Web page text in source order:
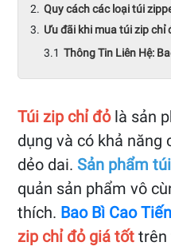
Quy cách các loại túi
Ưu đãi khi mua túi zip chỉ
Thông Tin Liên Hệ:
Túi zip chỉ đỏlà sản
dụng và có khả năng
dẻo dai.Sản phẩm
quản sản phẩm vô
thích. Bao Bì Cao Tiến
zip chỉ đỏ giá tốt trên